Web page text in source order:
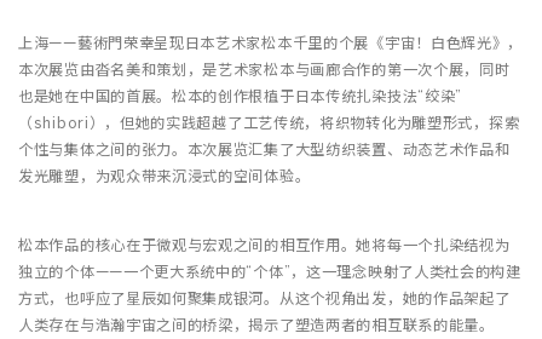
上海——藝術門荣幸呈现日本艺术家松本千里的个展《宇宙！白色辉光》，
本次展览由沓名美和策划，是艺术家松本与画廊合作的第一次个展，同时
也是她在中国的首展。松本的创作根植于日本传统扎染技法“绞染”
（shibori），但她的实践超越了工艺传统，将织物转化为雕塑形式，探索
个性与集体之间的张力。本次展览汇集了大型纺织装置、动态艺术作品和
发光雕塑，为观众带来沉浸式的空间体验。
松本作品的核心在于微观与宏观之间的相互作用。她将每一个扎染结视为
独立的个体——一个更大系统中的“个体”，这一理念映射了人类社会的构建
方式，也呼应了星辰如何聚集成银河。从这个视角出发，她的作品架起了
人类存在与浩瀚宇宙之间的桥梁，揭示了塑造两者的相互联系的能量。